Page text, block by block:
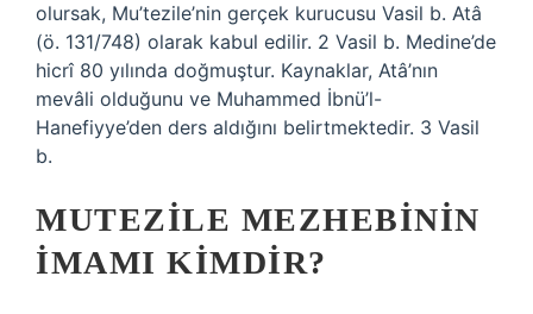
olursak, Mu’tezile’nin gerçek kurucusu Vasil b. Atâ
(ö. 131/748) olarak kabul edilir. 2 Vasil b. Medine’de
hicrî 80 yılında doğmuştur. Kaynaklar, Atâ’nın
mevâli olduğunu ve Muhammed İbnü’l-
Hanefiyye’den ders aldığını belirtmektedir. 3 Vasil
b.
MUTEZILE MEZHEBININ
IMAMI KIMDIR?